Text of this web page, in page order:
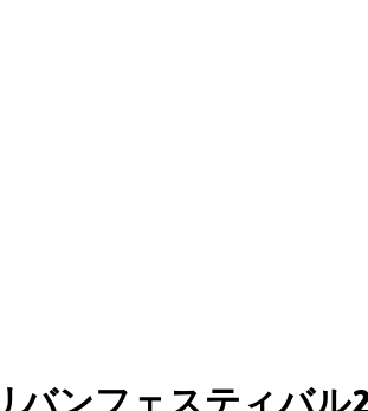
バンフェスティバル